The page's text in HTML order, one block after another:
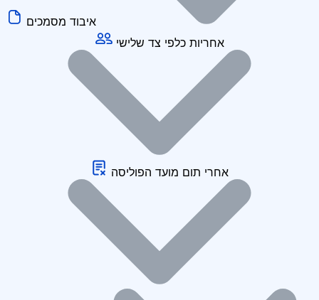
אחריות כלפי צד שלישי
אחרי תום מועד הפוליסה